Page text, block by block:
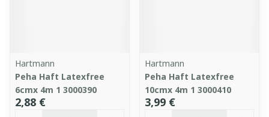
Hartmann
Peha Haft Latexfree
6cmx 4m 1 3000390
2,88 €
Hartmann
Peha Haft Latexfree
10cmx 4m 1 3000410
3,99 €